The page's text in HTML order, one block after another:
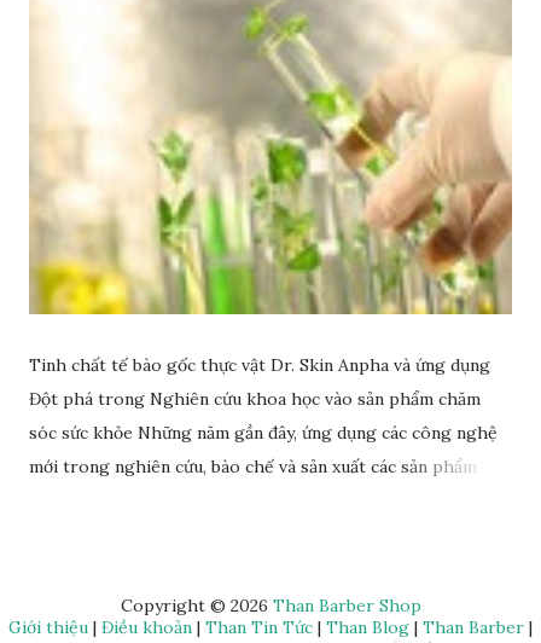
Tinh chất tế bào gốc thực vật Dr. Skin Anpha và ứng dụng
Đột phá trong Nghiên cứu khoa học vào sản phẩm chăm
sóc sức khỏe Những năm gần đây, ứng dụng các công nghệ
mới trong nghiên cứu, bào chế và sản xuất các sản phẩm
dụng mà Anphagroup là một trong những đơn vị tiên phong
tiêu biểu. Đơn vị này đã ứng dụng rất nhiều các nghiên cứu
Copyright © 2026 Than Barber Shop
Giới thiệu | Điều khoản | Than Tin Tức | Than Blog | Than Barber |